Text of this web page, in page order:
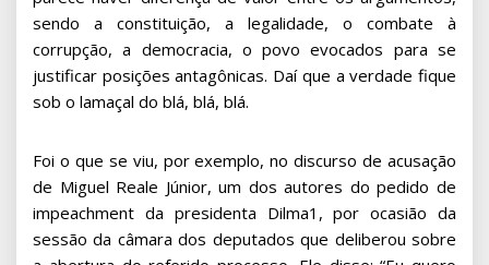
sendo a constituição, a legalidade, o combate à
corrupção, a democracia, o povo evocados para se
justificar posições antagônicas. Daí que a verdade fique
sob o lamaçal do blá, blá, blá.
Foi o que se viu, por exemplo, no discurso de acusação
de Miguel Reale Júnior, um dos autores do pedido de
impeachment da presidenta Dilma1, por ocasião da
sessão da câmara dos deputados que deliberou sobre